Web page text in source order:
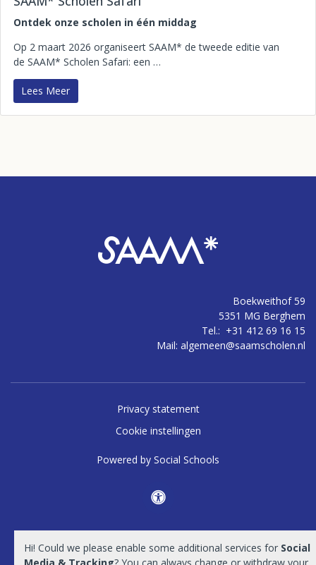
Ontdek onze scholen in één middag
Op 2 maart 2026 organiseert SAAM* de tweede editie van
de SAAM* Scholen Safari: een …
Lees Meer
Boekweithof 59
5351 MG Berghem
Tel.: +31 412 69 16 15
Mail: algemeen@saamscholen.nl
Privacy statement
Cookie instellingen
Powered by Social Schools
Hi! Could we please enable some additional services for Social